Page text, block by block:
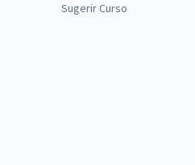
Sugerir Curso